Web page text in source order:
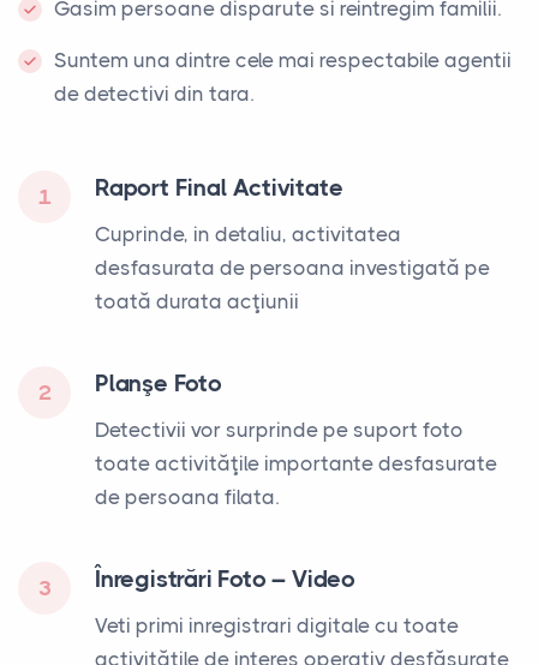
Gasim persoane disparute si reintregim familii.
Suntem una dintre cele mai respectabile agentii
de detectivi din tara.
1 Raport Final Activitate
Cuprinde, in detaliu, activitatea
desfasurata de persoana investigată pe
toată durata acţiunii
2 Planşe Foto
Detectivii vor surprinde pe suport foto
toate activităţile importante desfasurate
de persoana filata.
3 Înregistrări Foto – Video
Veti primi inregistrari digitale cu toate
activităţile de interes operativ desfăşurate